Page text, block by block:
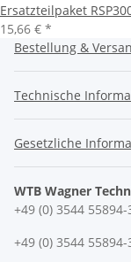
Ersatzteilpaket
15,66 € *
Bestellung &
Technische
Gesetzliche
WTB Wagner
+49 (0) 3544 55894-
+49 (0) 3544 55894-